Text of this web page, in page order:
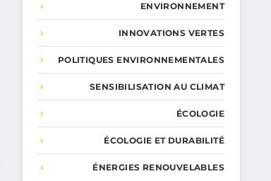
ENVIRONNEMENT
INNOVATIONS VERTES
POLITIQUES ENVIRONNEMENTALES
SENSIBILISATION AU CLIMAT
ÉCOLOGIE
ÉCOLOGIE ET DURABILITÉ
ÉNERGIES RENOUVELABLES